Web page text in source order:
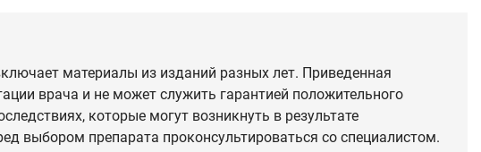
материалы из изданий разных лет. Приведенная
врача и не может служить гарантией положительного
которые могут возникнуть в результате
выбором препарата проконсультироваться со специалистом.